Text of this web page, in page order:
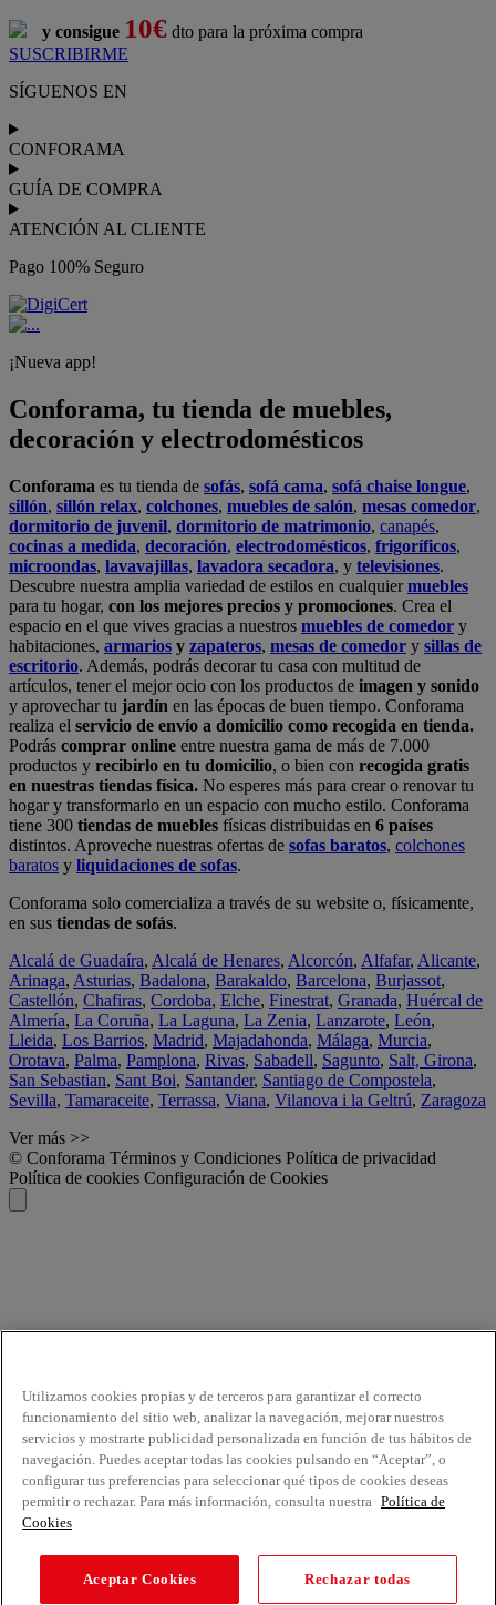
y consigue 10€ dto para la próxima compra
SUSCRIBIRME
SÍGUENOS EN
CONFORAMA
GUÍA DE COMPRA
ATENCIÓN AL CLIENTE
Pago 100% Seguro
¡Nueva app!
Conforama, tu tienda de muebles,
decoración y electrodomésticos
Conforama es tu tienda de sofás, sofá cama, sofá chaise longue,
sillón, sillón relax, colchones, muebles de salón, mesas comedor,
dormitorio de juvenil, dormitorio de matrimonio, canapés,
cocinas a medida, decoración, electrodomésticos, frigoríficos,
microondas, lavavajillas, lavadora secadora, y televisiones.
Descubre nuestra amplia variedad de estilos en cualquiermuebles
para tu hogar, con los mejores precios y promociones. Crea el
espacio en el que vives gracias a nuestros muebles de comedor y
habitaciones, armarios y zapateros, mesas de comedor y sillas de
escritorio. Además, podrás decorar tu casa con multitud de
artículos, tener el mejor ocio con los productos de imagen y sonido
y aprovechar tu jardín en las épocas de buen tiempo. Conforama
realiza el servicio de envío a domicilio como recogida en tienda.
Podrás comprar online entre nuestra gama de más de 7.000
productos y recibirlo en tu domicilio, o bien con recogida gratis
en nuestras tiendas física. No esperes más para crear o renovar tu
hogar y transformarlo en un espacio con mucho estilo. Conforama
tiene 300 tiendas de muebles físicas distribuidas en 6 países
distintos. Aproveche nuestras ofertas de sofas baratos, colchones
baratos y liquidaciones de sofas.
Conforama solo comercializa a través de su website o, físicamente,
en sus tiendas de sofás.
Alcalá de Guadaíra, Alcalá de Henares, Alcorcón, Alfafar, Alicante,
Arinaga, Asturias, Badalona, Barakaldo, Barcelona, Burjassot,
Castellón, Chafiras, Cordoba, Elche, Finestrat, Granada, Huércal de
Almería, La Coruña, La Laguna, La Zenia, Lanzarote, León,
Lleida, Los Barrios, Madrid, Majadahonda, Málaga, Murcia,
Orotava, Palma, Pamplona, Rivas, Sabadell, Sagunto, Salt, Girona,
San Sebastian, Sant Boi, Santander, Santiago de Compostela,
Sevilla, Tamaraceite, Terrassa, Viana, Vilanova i la Geltrú, Zaragoza
Ver más >>
© Conforama Términos y Condiciones Política de privacidad
Política de cookies Configuración de Cookies
Utilizamos cookies propias y de terceros para garantizar el correcto
funcionamiento del sitio web, analizar la navegación, mejorar nuestros
servicios y mostrarte publicidad personalizada en función de tus hábitos de
navegación. Puedes aceptar todas las cookies pulsando en “Aceptar”, o
configurar tus preferencias para seleccionar qué tipos de cookies deseas
permitir o rechazar. Para más información, consulta nuestra Política de
Cookies
Aceptar Cookies Rechazar todas